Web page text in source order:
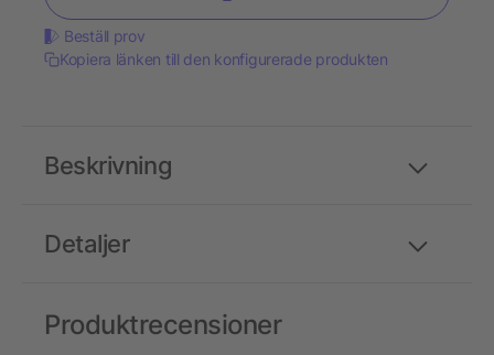
Beställ prov
Kopiera länken till den konfigurerade produkten
Detaljer
Beskrivning
Produktrecensioner